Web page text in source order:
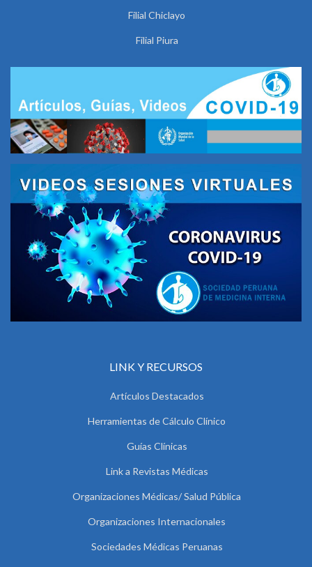
Filial Chiclayo
Filial Piura
LINK Y RECURSOS
Artículos Destacados
Herramientas de Cálculo Clínico
Guías Clínicas
Link a Revistas Médicas
Organizaciones Médicas/ Salud Pública
Organizaciones Internacionales
Sociedades Médicas Peruanas